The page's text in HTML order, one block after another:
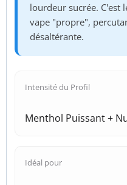
lourdeur sucrée. C'est
vape "propre",
désaltérante.
Intensité du Profil
Menthol Puissant +
Idéal pour